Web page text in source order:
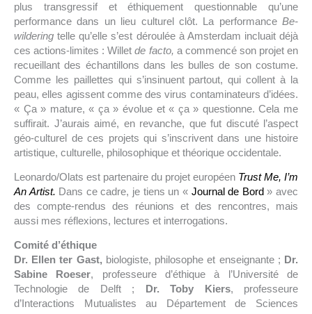
plus transgressif et éthiquement questionnable qu’une
performance dans un lieu culturel clôt. La performance Be-
wildering telle qu’elle s’est déroulée à Amsterdam incluait déjà
ces actions-limites : Willetde facto, a commencé son projet en
recueillant des échantillons dans les bulles de son costume.
Comme les paillettes qui s’insinuent partout, qui collent à la
peau, elles agissent comme des virus contaminateurs d’idées.
« Ça » mature, « ça » évolue et « ça » questionne. Cela me
suffirait. J’aurais aimé, en revanche, que fut discuté l’aspect
géo-culturel de ces projets qui s’inscrivent dans une histoire
artistique, culturelle, philosophique et théorique occidentale.
Leonardo/Olats est partenaire du projet européen Trust Me, I’m
An Artist. Dans ce cadre, je tiens un « Journal de Bord» avec
des compte-rendus des réunions et des rencontres, mais
aussi mes réflexions, lectures et interrogations.
Comité d’éthique
Dr. Ellen ter Gast, biologiste, philosophe et enseignante ; Dr.
Sabine Roeser, professeure d’éthique à l’Université de
Technologie de Delft ;
Dr. Toby Kiers, professeure
d’Interactions Mutualistes au Département de Sciences